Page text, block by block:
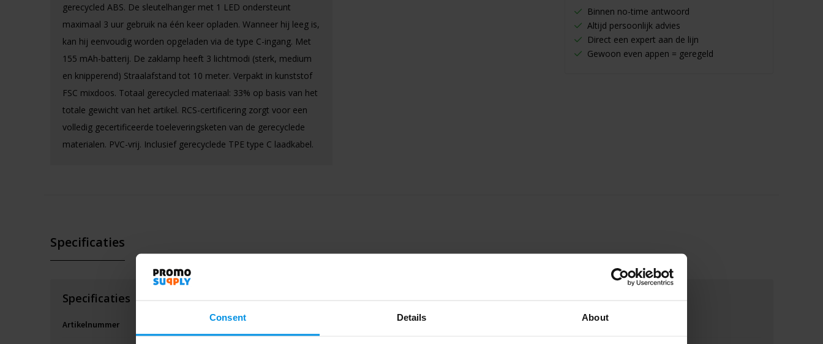
Consent Details About
gerecycled ABS. De sleutelhanger met 1 LED ondersteunt
maximaal 3 uur gebruik na één keer opladen. Wanneer hij leeg is,
kan hij eenvoudig worden opgeladen via de type C-ingang. Met
155 mAh-batterij. De zaklamp heeft 3 lichtmodi (sterk, medium
en knipperend) Straalafstand tot 10 meter. Verpakt in kunststof
FSC mixdoos. Totaal gerecycled materiaal: 33% op basis van het
totale gewicht van het artikel. RCS-certificering zorgt voor een
volledig gecertificeerde toeleveringsketen van de gerecyclede
materialen. PVC-vrij. Inclusief gerecyclede TPE type C laadkabel.
Binnen no-time antwoord
Altijd persoonlijk advies
Direct een expert aan de lijn
Gewoon even appen = geregeld
Specificaties
Specificaties
Artikelnummer